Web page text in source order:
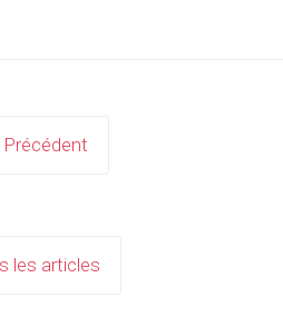
Précédent
les articles